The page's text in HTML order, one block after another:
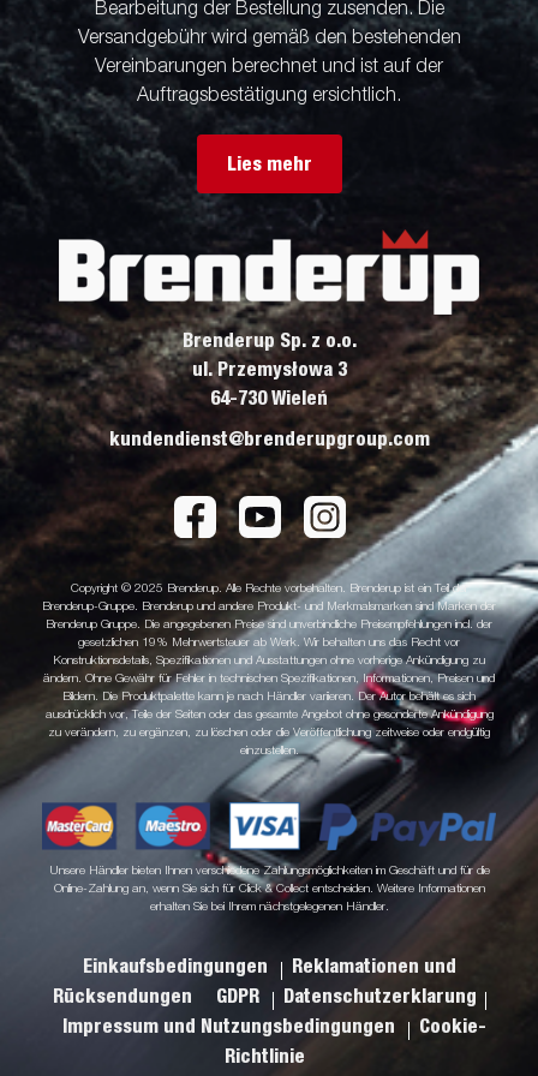
Bearbeitung der Bestellung zusenden. Die
Versandgebühr wird gemäß den bestehenden
Vereinbarungen berechnet und ist auf der
Auftragsbestätigung ersichtlich.
Lies mehr
Brenderup Sp. z o.o.
ul. Przemysłowa 3
64-730 Wieleń
kundendienst@brenderupgroup.com
Copyright © 2025 Brenderup. Alle Rechte vorbehalten. Brenderup ist ein Teil der
Brenderup-Gruppe. Brenderup und andere Produkt- und Merkmalsmarken sind Marken der
Brenderup Gruppe. Die angegebenen Preise sind unverbindliche Preisempfehlungen incl. der
gesetzlichen 19% Mehrwertsteuer ab Werk. Wir behalten uns das Recht vor
Konstruktionsdetails, Spezifikationen und Ausstattungen ohne vorherige Ankündigung zu
ändern. Ohne Gewähr für Fehler in technischen Spezifikationen, Informationen, Preisen und
Bildern. Die Produktpalette kann je nach Händler variieren. Der Autor behält es sich
ausdrücklich vor, Teile der Seiten oder das gesamte Angebot ohne gesonderte Ankündigung
zu verändern, zu ergänzen, zu löschen oder die Veröffentlichung zeitweise oder endgültig
einzustellen.
Unsere Händler bieten Ihnen verschiedene Zahlungsmöglichkeiten im Geschäft und für die
Online-Zahlung an, wenn Sie sich für Click & Collect entscheiden. Weitere Informationen
erhalten Sie bei Ihrem nächstgelegenen Händler.
Einkaufsbedingungen
Reklamationen und
Rücksendungen
GDPR
Datenschutzerklarung
Impressum und Nutzungsbedingungen
Cookie-
Richtlinie